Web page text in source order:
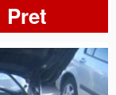
Pret